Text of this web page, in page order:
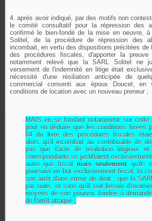
4. après avoir indiqué, par des motifs non
le comité consultatif pour la répression des
confirmé le bien-fondé de la mise en oeuvre,
Solitel, de la procédure de répression des
incombait, en vertu des dispositions précitées de
des procédures fiscales, d'apporter la
notamment relevé que la SARL Solitel ne
versement de l'indemnité en litige était
nécessité d'une résiliation anticipée de
commercial consenti aux époux Doucet, en
conditions de location avec un nouveau preneur ;
MAIS en se fondant notamment sur cette
pour en déduire que les conditions fixées
64 du livre des procédures fiscales
alors qu'il incombait au contribuable de
pas que l'acte de résiliation litigieux et
correspondante se justifiaient
autre que fiscalmais seulementqu'ils
poursuivi un but exclusivement fiscal, la
son arrêt d'une erreur de droit ; que la
par suite, et sans qu'il soit besoin
moyens de son pourvoi, fondée à
de l'arrêt attaqué ;